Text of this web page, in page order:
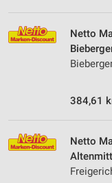
Netto
384,61
Netto
Werbung